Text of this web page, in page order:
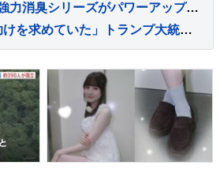
花王 リセッシュ 強力消臭シリーズがパワーアップ☆ 自分自身では気づかない無自覚臭まで消臭♪ タバコ 焼肉などのニオイ原因物質への消臭力も向上◎ 99％除菌ウイルス除去
「日本は円安で助けを求めていた」トランプ大統領“28年ぶり日米協調介入” 一方 食料品消費税“2年間1%”へ「財源なき減税は無責任」との批判も 円安の流れは変えられるか…【サンデーモーニング】